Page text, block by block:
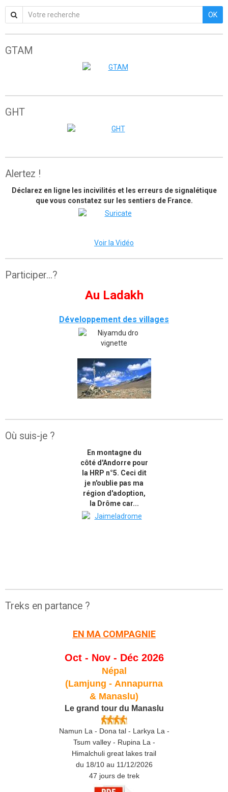
OK
GTAM
GHT
Alertez !
Déclarez en ligne les incivilités et les erreurs de signalétique
que vous constatez sur les sentiers de France.
Voir la Vidéo
Participer...?
Au Ladakh
Développement des villages
Où suis-je ?
En montagne du
côté d'Andorre pour
la HRP n°5. Ceci dit
je n'oublie pas ma
région d'adoption,
la Drôme car...
Treks en partance ?
EN MA COMPAGNIE
Oct - Nov - Déc 2026
Népal
(Lamjung - Annapurna
& Manaslu)
Le grand tour du Manaslu
Namun La - Dona tal - Larkya La -
Tsum valley - Rupina La -
Himalchuli great lakes trail
du 18/10 au 11/12/2026
47 jours de trek